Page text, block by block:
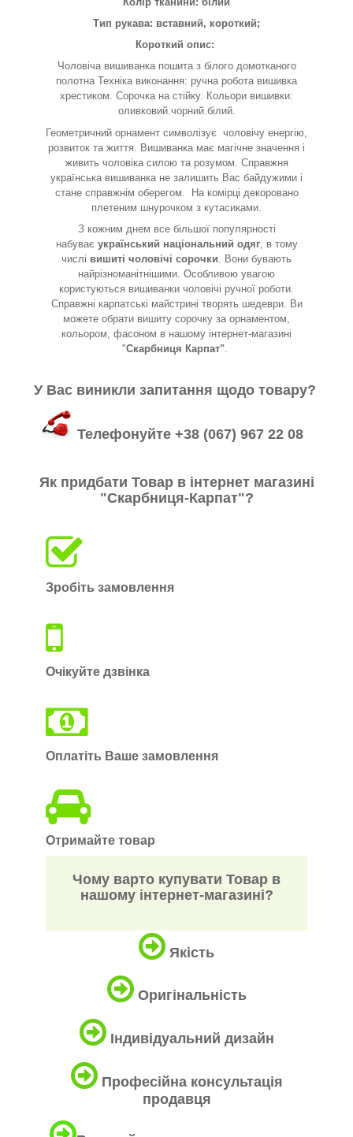
Тип рукава: вставний, короткий;
Короткий опис:
Чоловіча вишиванка пошита з білого домотканого
полотна Техніка виконання: ручна робота вишивка
хрестиком. Сорочка на стійку. Кольори вишивки:
оливковий.чорний.білий.
Геометричний орнамент символізує чоловічу енергію,
розвиток та життя. Вишиванка має магічне значення і
живить чоловіка силою та розумом. Справжня
українська вишиванка не залишить Вас байдужими і
стане справжнім оберегом. На комірці декоровано
плетеним шнурочком з кутасиками.
З кожним днем все більшої популярності
набуває український національний одяг, в тому
числі вишиті чоловічі сорочки . Вони бувають
найрізноманітнішими. Особливою увагою
користуються вишиванки чоловічі ручної роботи.
Справжні карпатські майстрині творять шедеври. Ви
можете обрати вишиту сорочку за орнаментом,
кольором, фасоном в нашому інтернет-магазині
"Скарбниця Карпат"
У Вас виникли запитання щодо товару?
Телефонуйте +38 (067) 967 22 08
Як придбати Товар в інтернет магазині
"Скарбниця-Карпат"?
Зробіть замовлення
Очікуйте дзвінка
Оплатіть Ваше замовлення
Отримайте товар
Чому варто купувати Товар в
нашому інтернет-магазині?
Якість
Оригінальність
Індивідуальний дизайн
Професійна консультація
продавця